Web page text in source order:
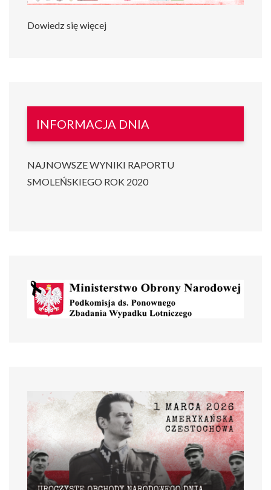
Dowiedz się więcej
INFORMACJA DNIA
NAJNOWSZE WYNIKI RAPORTU
SMOLEŃSKIEGO ROK 2020